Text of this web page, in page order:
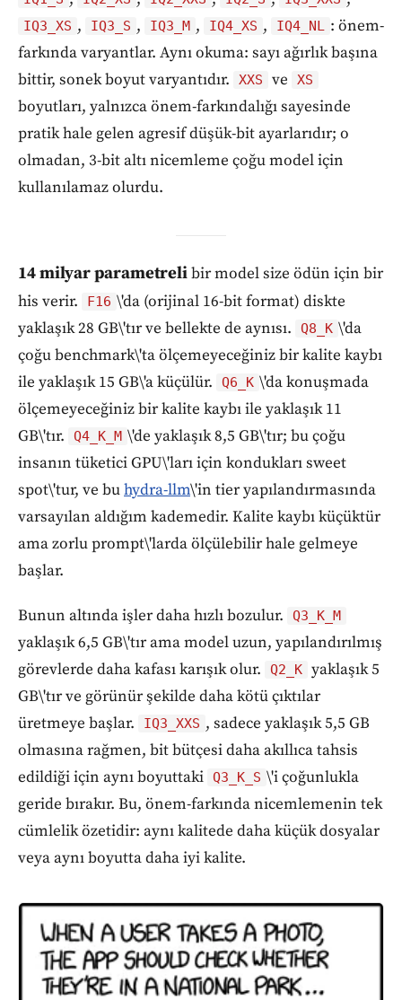
IQ3_XS , IQ3_S , IQ3_M , IQ4_XS , IQ4_NL : önem-
farkında varyantlar. Aynı okuma: sayı ağırlık başına
bittir, sonek boyut varyantıdır.
XXS ve XS
boyutları, yalnızca önem-farkındalığı sayesinde
pratik hale gelen agresif düşük-bit ayarlarıdır; o
olmadan, 3-bit altı nicemleme çoğu model için
kullanılamaz olurdu.
14 milyar parametrelibir model size ödün için bir
his verir.
F16 \'da (orijinal 16-bit format) diskte
yaklaşık 28 GB\'tır ve bellekte de aynısı.
Q8_K \'da
çoğu benchmark\'ta ölçemeyeceğiniz bir kalite kaybı
ile yaklaşık 15 GB\'a küçülür.
Q6_K \'da konuşmada
ölçemeyeceğiniz bir kalite kaybı ile yaklaşık 11
GB\'tır.
Q4_K_M \'de yaklaşık 8,5 GB\'tır; bu çoğu
insanın tüketici GPU\'ları için kondukları sweet
spot\'tur, ve buhydra-llm\'in tier yapılandırmasında
varsayılan aldığım kademedir. Kalite kaybı küçüktür
ama zorlu prompt\'larda ölçülebilir hale gelmeye
başlar.
Bunun altında işler daha hızlı bozulur. Q3_K_M
yaklaşık 6,5 GB\'tır ama model uzun, yapılandırılmış
görevlerde daha kafası karışık olur.
Q2_K yaklaşık 5
GB\'tır ve görünür şekilde daha kötü çıktılar
üretmeye başlar.
IQ3_XXS , sadece yaklaşık 5,5 GB
olmasına rağmen, bit bütçesi daha akıllıca tahsis
edildiği için aynı boyuttaki Q3_K_S \'i çoğunlukla
geride bırakır. Bu, önem-farkında nicemlemenin tek
cümlelik özetidir: aynı kalitede daha küçük dosyalar
veya aynı boyutta daha iyi kalite.